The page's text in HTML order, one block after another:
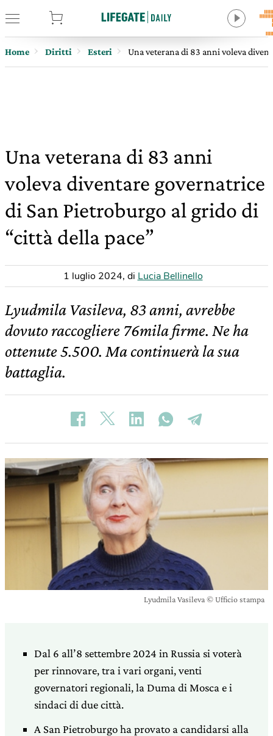
Home Diritti Esteri Una veterana di 83 anni voleva
Una veterana di 83 anni
voleva diventare governatrice
di San Pietroburgo al grido di
“città della pace”
1 luglio 2024, di Lucia Bellinello
Lyudmila Vasileva, 83 anni, avrebbe
dovuto raccogliere 76mila firme. Ne ha
ottenute 5.500. Ma continuerà la sua
battaglia.
Lyudmila Vasileva © Ufficio stampa
Dal 6 all’8 settembre 2024 in Russia si voterà
per rinnovare, tra i vari organi, venti
governatori regionali, la Duma di Mosca e i
sindaci di due città.
A San Pietroburgo ha provato a candidarsi alla